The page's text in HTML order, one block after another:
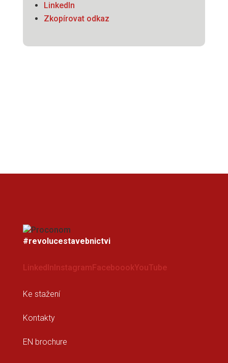
LinkedIn
Zkopírovat odkaz
#revolucestavebnictvi
LinkedInInstagramFaceboookYouTube
Ke stažení
Kontakty
EN brochure